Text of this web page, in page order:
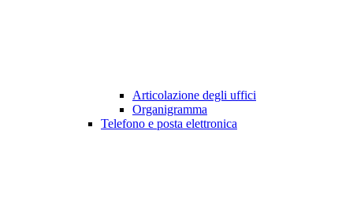
Articolazione degli uffici
Organigramma
Telefono e posta elettronica